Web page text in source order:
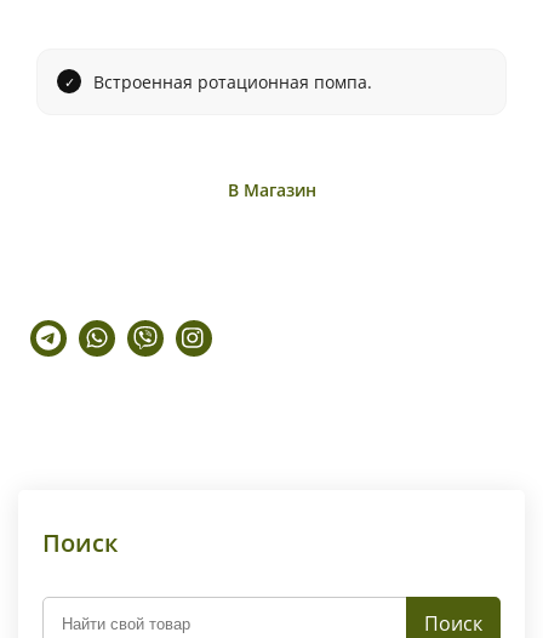
Встроенная ротационная помпа.
В Магазин
TelegramWhatsapp
Viber Instagram
Поиск
Поиск